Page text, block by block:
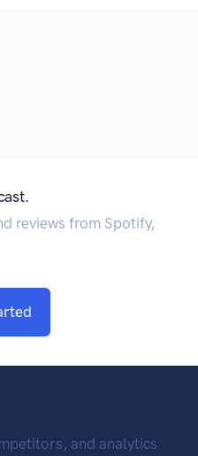
reviews from Spotify,
and analytics